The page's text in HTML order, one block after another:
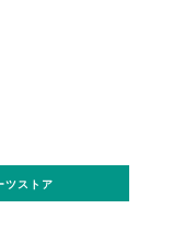
ツストア